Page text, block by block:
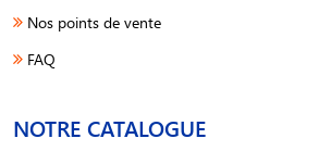
Nos points de vente
FAQ
NOTRE CATALOGUE